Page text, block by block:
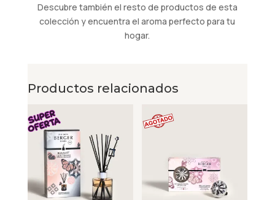
Descubre también el resto de productos de esta
colección y encuentra el aroma perfecto para tu
hogar.
Productos relacionados